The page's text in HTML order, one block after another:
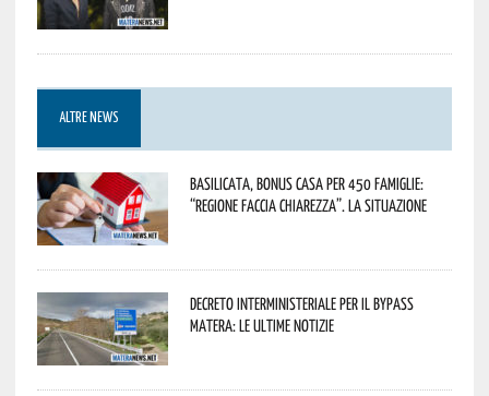
ALTRE NEWS
Basilicata, Bonus casa per 450 famiglie:
“Regione faccia chiarezza”. La situazione
Decreto interministeriale per il Bypass
Matera: le ultime notizie